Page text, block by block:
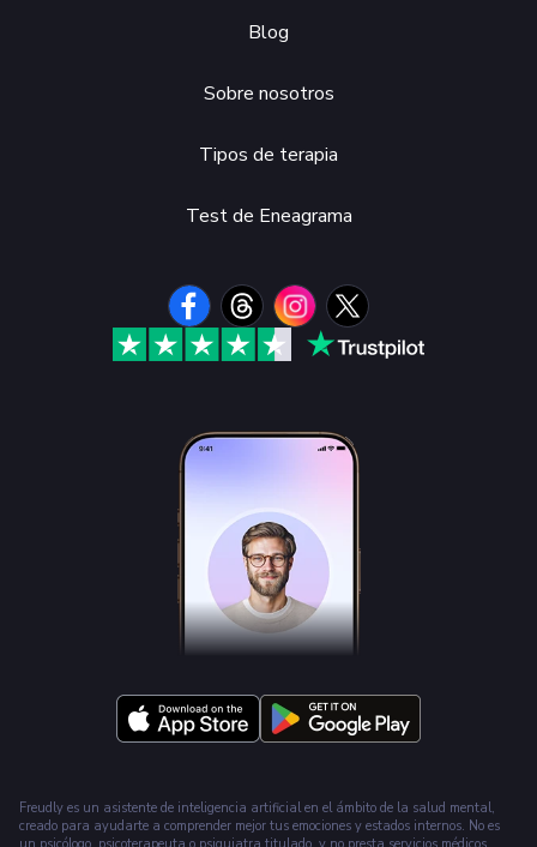
Blog
Sobre nosotros
Tipos de terapia
Test de Eneagrama
Freudly es un asistente de inteligencia artificial en el ámbito de la salud mental,
creado para ayudarte a comprender mejor tus emociones y estados internos. No es